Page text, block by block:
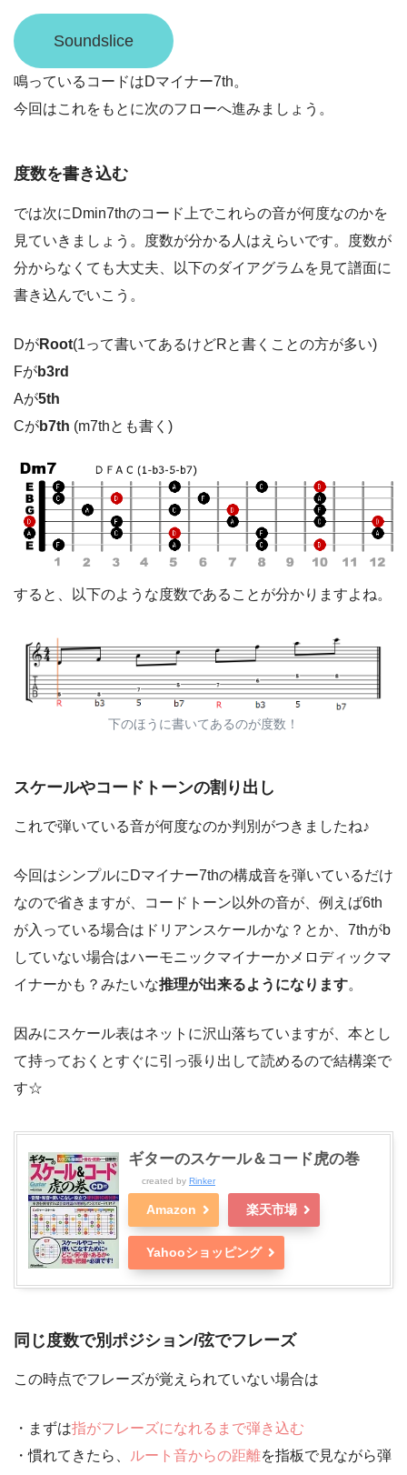
Soundslice
鳴っているコードはDマイナー7th。
今回はこれをもとに次のフローへ進みましょう。
度数を書き込む
では次にDmin7thのコード上でこれらの音が何度なのかを
見ていきましょう。度数が分かる人はえらいです。
度数が
分からなくても大丈夫、以下のダイアグラムを見て譜面に
書き込んでいこう。
DがRoot(1って書いてあるけどRと書くことの方が多い)
Fがb3rd
Aが5th
Cがb7th (m7thとも書く)
すると、以下のような度数であることが分かりますよね。
下のほうに書いてあるのが度数！
スケールやコードトーンの割り出し
これで弾いている音が何度なのか判別がつきましたね♪
今回はシンプルにDマイナー7thの構成音を弾いているだけ
なので省きますが、コードトーン以外の音が、例えば6th
が入っている場合はドリアンスケールかな？とか、 7thがb
していない場合はハーモニックマイナーかメロディックマ
イナーかも？みたいな推理が出来るようになります。
因みにスケール表はネットに沢山落ちていますが、本とし
て持っておくとすぐに引っ張り出して読めるので結構楽で
す☆
ギターのスケール＆コード虎の巻
created by Rinker
Amazon 楽天市場
Yahooショッピング
同じ度数で別ポジション/弦でフレーズ
この時点でフレーズが覚えられていない場合は
・まずは指がフレーズになれるまで弾き込む
・慣れてきたら、
ルート音からの距離を指板で見ながら弾